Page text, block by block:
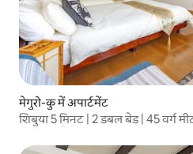
मेगुरो-कु में अपार्टमेंट
शिबुया 5 मिनट | 2 डबल बेड | 45 वर्ग
विश्वविद्यालय 5 मिनट की पैदल दूरी पर है